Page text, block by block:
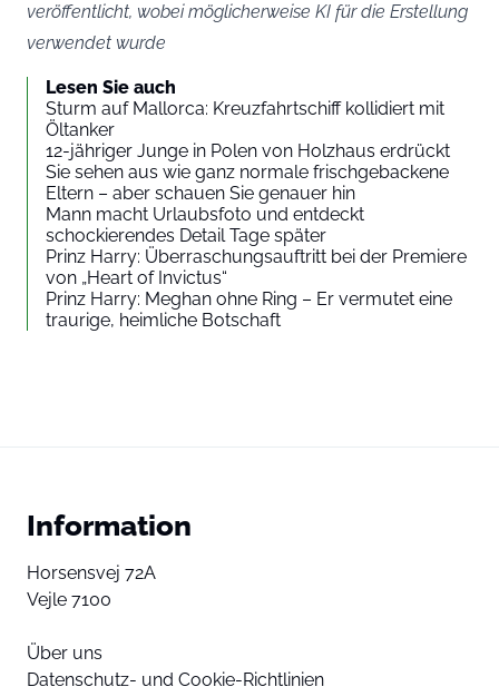
veröffentlicht, wobei möglicherweise KI für die Erstellung
verwendet wurde
Lesen Sie auch
Sturm auf Mallorca: Kreuzfahrtschiff kollidiert mit
Öltanker
12-jähriger Junge in Polen von Holzhaus erdrückt
Sie sehen aus wie ganz normale frischgebackene
Eltern – aber schauen Sie genauer hin
Mann macht Urlaubsfoto und entdeckt
schockierendes Detail Tage später
Prinz Harry: Überraschungsauftritt bei der Premiere
von „Heart of Invictus“
Prinz Harry: Meghan ohne Ring – Er vermutet eine
traurige, heimliche Botschaft
Information
Horsensvej 72A
Vejle 7100
Über uns
Datenschutz- und Cookie-Richtlinien